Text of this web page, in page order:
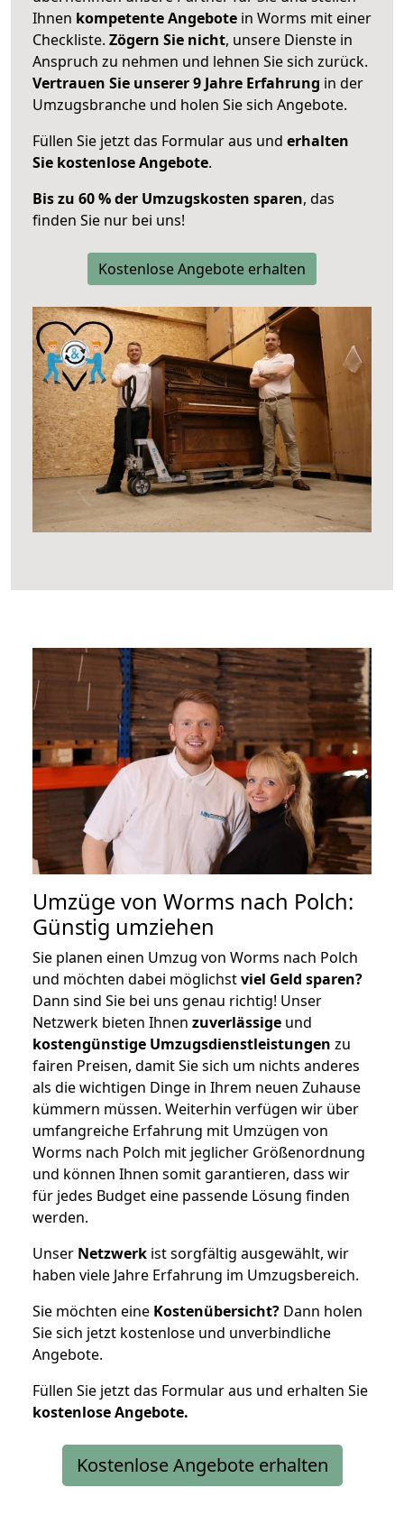
Ihnen kompetente Angebote in Worms mit einer
Checkliste. Zögern Sie nicht, unsere Dienste in
Anspruch zu nehmen und lehnen Sie sich zurück.
Vertrauen Sie unserer 9 Jahre Erfahrung in der
Umzugsbranche und holen Sie sich Angebote.
Füllen Sie jetzt das Formular aus und erhalten
Sie kostenlose Angebote.
Bis zu 60 % der Umzugskosten sparen, das
finden Sie nur bei uns!
Kostenlose Angebote erhalten
Umzüge von Worms nach Polch:
Günstig umziehen
Sie planen einen Umzug von Worms nach Polch
und möchten dabei möglichstviel Geld sparen?
Dann sind Sie bei uns genau richtig! Unser
Netzwerk bieten Ihnen zuverlässige und
kostengünstige Umzugsdienstleistungen zu
fairen Preisen, damit Sie sich um nichts anderes
als die wichtigen Dinge in Ihrem neuen Zuhause
kümmern müssen. Weiterhin verfügen wir über
umfangreiche Erfahrung mit Umzügen von
Worms nach Polch mit jeglicher Größenordnung
und können Ihnen somit garantieren, dass wir
für jedes Budget eine passende Lösung finden
werden.
Unser Netzwerk ist sorgfältig ausgewählt, wir
haben viele Jahre Erfahrung im Umzugsbereich.
Sie möchten eine Kostenübersicht? Dann holen
Sie sich jetzt kostenlose und unverbindliche
Angebote.
Füllen Sie jetzt das Formular aus und erhalten Sie
kostenloseAngebote.
Kostenlose Angebote erhalten